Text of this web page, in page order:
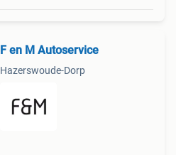
F en M Autoservice
Hazerswoude-Dorp